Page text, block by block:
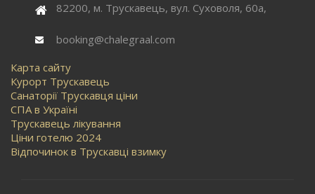
82200, м. Трускавець, вул. Суховоля, 60а,
booking@chalegraal.com
Карта сайту
Курорт Трускавець
Санаторії Трускавця ціни
СПА в Україні
Трускавець лікування
Ціни готелю 2024
Відпочинок в Трускавці взимку